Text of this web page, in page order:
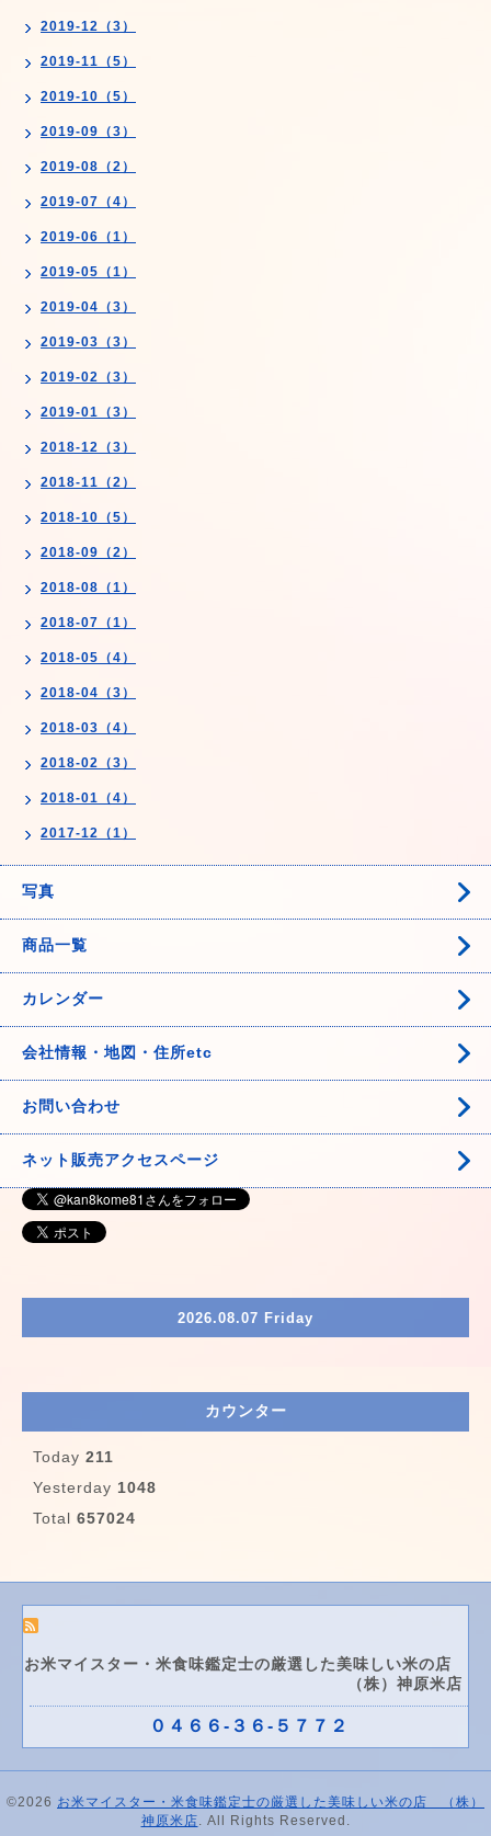
2019-12（3）
2019-11（5）
2019-10（5）
2019-09（3）
2019-08（2）
2019-07（4）
2019-06（1）
2019-05（1）
2019-04（3）
2019-03（3）
2019-02（3）
2019-01（3）
2018-12（3）
2018-11（2）
2018-10（5）
2018-09（2）
2018-08（1）
2018-07（1）
2018-05（4）
2018-04（3）
2018-03（4）
2018-02（3）
2018-01（4）
2017-12（1）
写真
商品一覧
カレンダー
会社情報・地図・住所etc
お問い合わせ
ネット販売アクセスページ
2026.08.07 Friday
カウンター
Today 211
Yesterday 1048
Total 657024
お米マイスター・米食味鑑定士の厳選した美味しい米の店
（株）神原米店
０４６６-３６-５７７２
©2026 お米マイスター・米食味鑑定士の厳選した美味しい米の店 （株）
神原米店. All Rights Reserved.